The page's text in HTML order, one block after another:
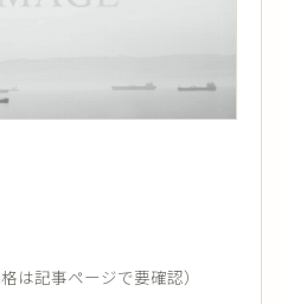
は記事ページで要確認）